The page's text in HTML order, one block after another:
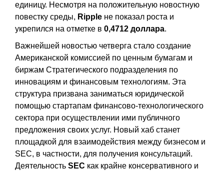
единицу. Несмотря на положительную новостную
повестку среды, Ripple не показал роста и
укрепился на отметке в 0,4712 доллара.
Важнейшей новостью четверга стало создание
Американской комиссией по ценным бумагам и
биржам Стратегического подразделения по
инновациям и финансовым технологиям. Эта
структура призвана заниматься юридической
помощью стартапам финансово-технологического
сектора при осуществлении ими публичного
предложения своих услуг. Новый хаб станет
площадкой для взаимодействия между бизнесом и
SEC, в частности, для получения консультаций.
Деятельность SEC как крайне консервативного и